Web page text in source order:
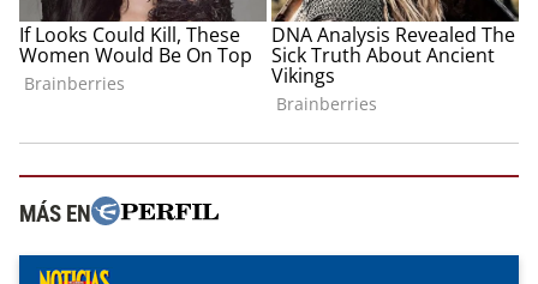
MÁS EN